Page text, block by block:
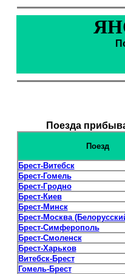
Поезда
Поезд
Брест-Витебск
Брест-Гомель
Брест-Гродно
Брест-Киев
Брест-Минск
Брест-Москва
Брест-Симферополь
Брест-Смоленск
Брест-Харьков
Витебск-Брест
Гомель-Брест